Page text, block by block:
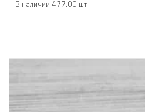
В наличии 477.00 шт